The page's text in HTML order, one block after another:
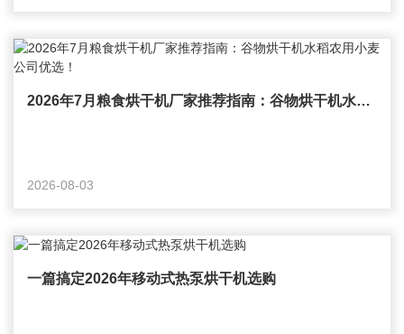
2026年7月粮食烘干机厂家推荐指南：谷物烘干机水稻农用小麦公司优选！
2026-08-03
一篇搞定2026年移动式热泵烘干机选购